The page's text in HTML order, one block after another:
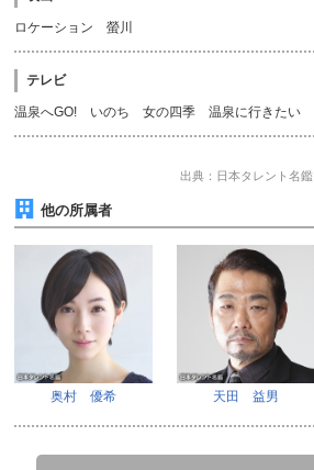
ロケーション 螢川
テレビ
温泉へGO! いのち 女の四季 温泉に行きたい
出典：日本タレント名鑑
他の所属者
奥村 優希 天田 益男